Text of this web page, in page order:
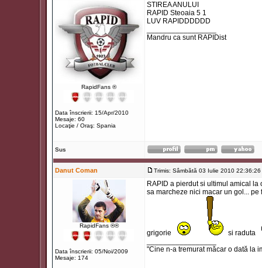
RapidFans ®
Data înscrierii: 15/Apr/2010
Mesaje: 60
Locaţie / Oraş: Spania
STIREA ANULUI
RAPID Steoaia 5 1
LUV RAPIDDDDDD
Mandru ca sunt RAPIDist
Sus
Danut Coman Trimis: Sâmbătă 03 Iulie 2010 22:36:26
RapidFans ®®
Data înscrierii: 05/Noi/2009
Mesaje: 174
RAPID a pierdut si ultimul amical
sa marcheze nici macar un gol...
grigorie
si raduta
"Cine n-a tremurat măcar o dată la